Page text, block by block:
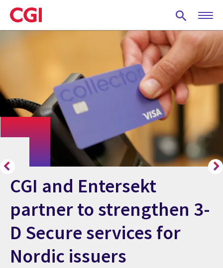
Skip
to
main
CGI and Entersekt
partner to strengthen 3-
D Secure services for
Nordic issuers